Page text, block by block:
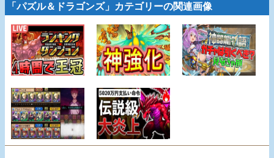
「パズル＆ドラゴンズ」カテゴリーの関連画像